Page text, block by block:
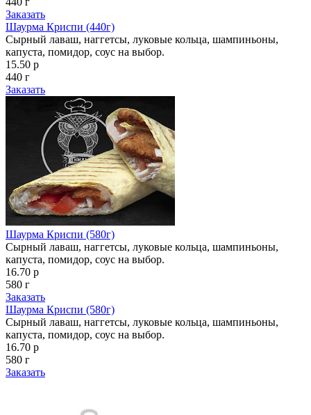
Заказать
Шаурма Криспи (440г)
Сырный лаваш, наггетсы, луковые кольца, шампиньоны,
капуста, помидор, соус на выбор.
15.50 р
440 г
Заказать
Шаурма Криспи (580г)
Сырный лаваш, наггетсы, луковые кольца, шампиньоны,
капуста, помидор, соус на выбор.
16.70 р
580 г
Заказать
Шаурма Криспи (580г)
Сырный лаваш, наггетсы, луковые кольца, шампиньоны,
капуста, помидор, соус на выбор.
16.70 р
580 г
Заказать